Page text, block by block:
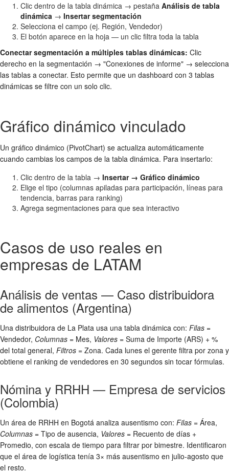
Clic dentro de la tabla dinámica → pestaña Análisis de tabla
dinámica → Insertar segmentación
Selecciona el campo (ej. Región, Vendedor)
El botón aparece en la hoja — un clic filtra toda la tabla
Conectar segmentación a múltiples tablas dinámicas: Clic
derecho en la segmentación → "Conexiones de informe" → selecciona
las tablas a conectar. Esto permite que un dashboard con 3 tablas
dinámicas se filtre con un solo clic.
Gráfico dinámico vinculado
Un gráfico dinámico (PivotChart) se actualiza automáticamente
cuando cambias los campos de la tabla dinámica. Para insertarlo:
Clic dentro de la tabla → Insertar → Gráfico dinámico
Elige el tipo (columnas apiladas para participación, líneas para
tendencia, barras para ranking)
Agrega segmentaciones para que sea interactivo
Casos de uso reales en
empresas de LATAM
Análisis de ventas — Caso distribuidora
de alimentos (Argentina)
Una distribuidora de La Plata usa una tabla dinámica con: Filas =
Vendedor, Columnas = Mes, Valores = Suma de Importe (ARS) + %
del total general, Filtros = Zona. Cada lunes el gerente filtra por zona y
obtiene el ranking de vendedores en 30 segundos sin tocar fórmulas.
Nómina y RRHH — Empresa de servicios
(Colombia)
Un área de RRHH en Bogotá analiza ausentismo con: Filas = Área,
Columnas = Tipo de ausencia, Valores = Recuento de días +
Promedio, con escala de tiempo para filtrar por bimestre. Identificaron
que el área de logística tenía 3× más ausentismo en julio-agosto que
el resto.